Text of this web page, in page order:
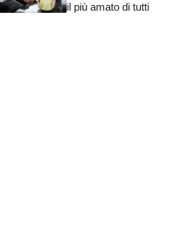
il più amato di tutti